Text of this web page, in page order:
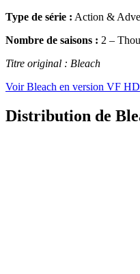
Type de série : Action &
Nombre de saisons : 2 –
Titre original : Bleach
Voir Bleach en version VF HD
Distribution de